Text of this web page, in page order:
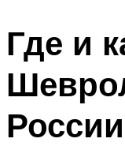
Меню
Где и
России